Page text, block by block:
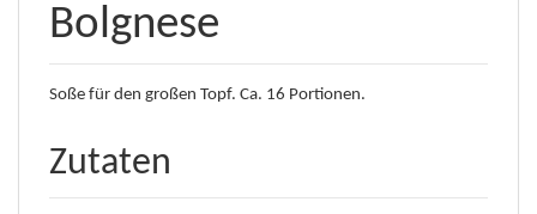
Bolgnese
Soße für den großen Topf. Ca. 16 Portionen.
Zutaten